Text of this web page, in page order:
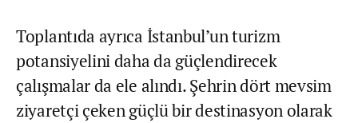
Toplantıda ayrıca İstanbul’un turizm
potansiyelini daha da güçlendirecek
çalışmalar da ele alındı. Şehrin dört mevsim
ziyaretçi çeken güçlü bir destinasyon olarak